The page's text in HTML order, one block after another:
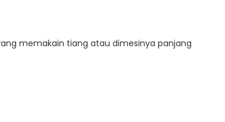
memakain tiang atau dimesinya panjang